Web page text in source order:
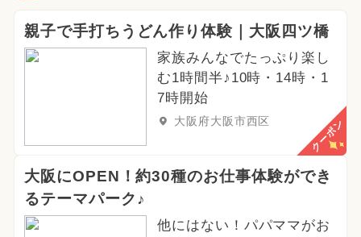
親子で手打ちうどん作り体験｜大阪四ツ橋
家族みんなでたっぷり楽し
む1時間半♪10時・14時・1
7時開始
大阪府大阪市西区 クーポン
大阪にOPEN！約30種のお仕事体験ができ
るテーマパーク♪
他にはない！パパママがお